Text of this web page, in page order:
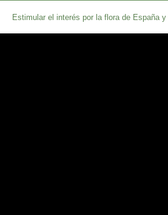
Estimular el interés por la flora de España y